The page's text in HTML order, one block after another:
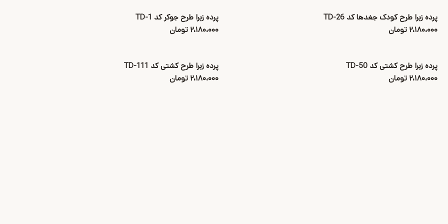
پرده زبرا طرح کودک جغدها کد TD-26
۲،۱۸۰،۰۰۰ تومان
پرده زبرا طرح جوکر کد TD-1
۲،۱۸۰،۰۰۰ تومان
پرده زبرا طرح کشتی کد TD-50
۲،۱۸۰،۰۰۰ تومان
پرده زبرا طرح کشتی کد TD-111
۲،۱۸۰،۰۰۰ تومان